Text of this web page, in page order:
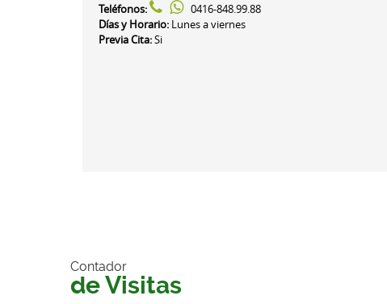
Teléfonos:
0416-848.99.88
Días y Horario: Lunes a viernes
Previa Cita:Si
Contador
de Visitas